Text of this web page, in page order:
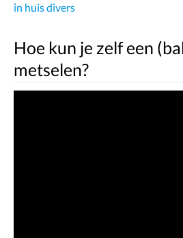
in huis divers
Hoe kun je zelf een
metselen?